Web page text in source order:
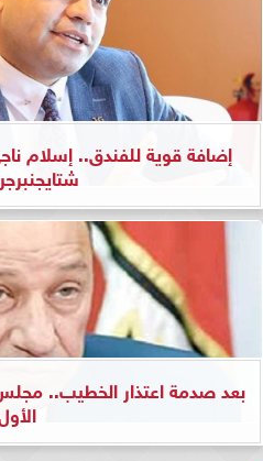
إضافة قوية للفندق.. إسلام
بعد صدمة اعتذار الخطيب..